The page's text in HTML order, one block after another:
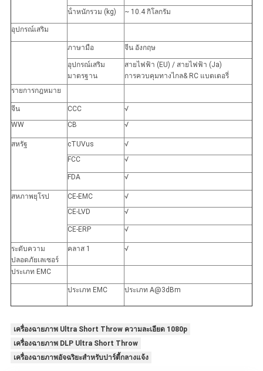
น้ําหนักรวม (kg) ~ 10.4 กิโลกรัม
อุปกรณ์เสริม
ภาษามือ จีน อังกฤษ
อุปกรณ์เสริม
มาตรฐาน
สายไฟฟ้า (EU) / สายไฟฟ้า (Ja)
การควบคุมทางไกล& RC แบตเตอรี่
รายการกฎหมาย
จีน CCC
√
WW
CB √
สหรัฐ cTUVus
√
FCC
√
FDA √
สหภาพยุโรป CE-EMC
√
CE-LVD
√
CE-ERP √
ระดับความ
ปลอดภัยเลเซอร์
คลาส 1 √
ประเภท EMC
ประเภท EMC ประเภท A@3dBm
เครื่องฉายภาพ Ultra Short Throw ความละเอียด 1080p
เครื่องฉายภาพ DLP Ultra Short Throw
เครื่องฉายภาพอัจฉริยะสำหรับปาร์ตี้กลางแจ้ง